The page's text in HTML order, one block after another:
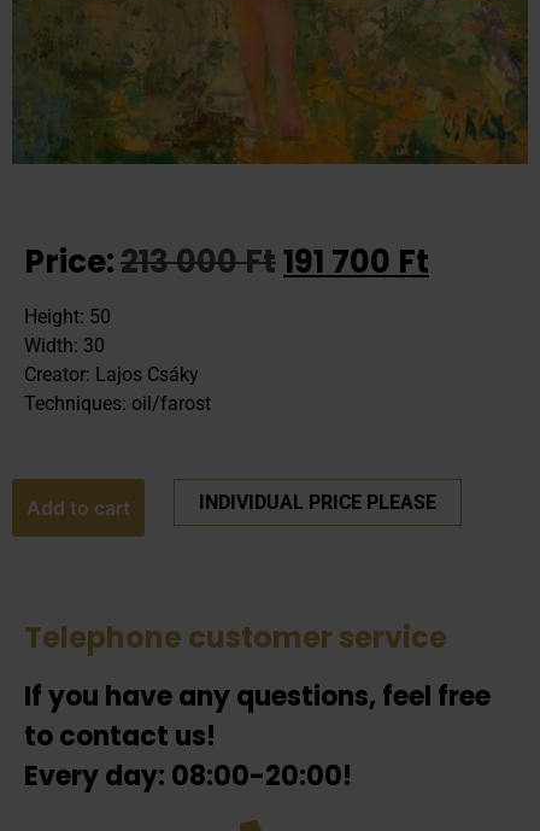
Price:213 000Ft191 700 Ft
Height: 50
Width: 30
Creator: Lajos Csáky
Techniques: oil/farost
Add to cart INDIVIDUAL PRICE PLEASE
Telephone customer service
If you have any questions, feel free
to contact us!
Every day: 08:00-20:00!